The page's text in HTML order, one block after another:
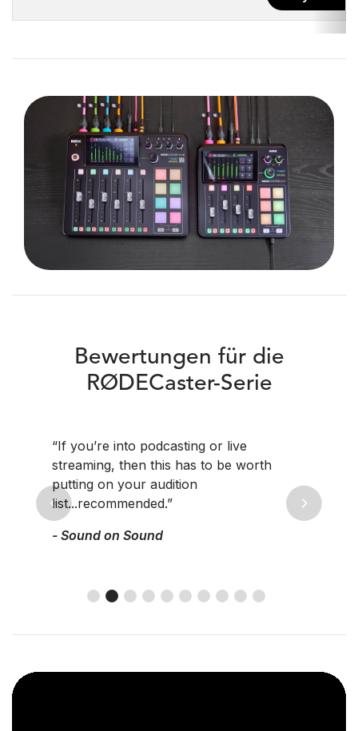
Bewertungen für die
RØDECaster-Serie
“If you’re into podcasting or live
streaming, then this has to be worth
putting on your audition
list...recommended.”
- Sound on Sound
Previous Next